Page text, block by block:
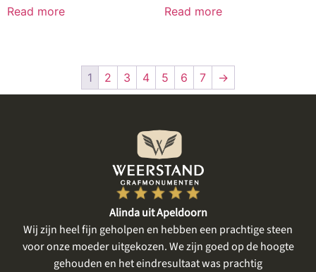
Read more Read more
1 2 3 4 5 6 7 →
steen
hoogte
Lian uit Bant
Wij zijn zeker tevreden. Het eerste gesprek was rustig,
was tijd voor mijn moeder, haar verhaal, voor het delen
en bespreken van onze wensen. Er werd goed